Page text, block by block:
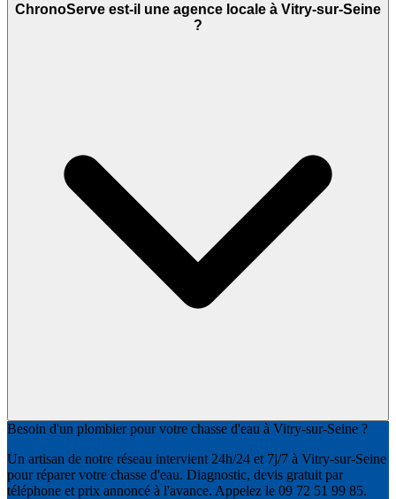
ChronoServe est-il une agence locale à Vitry-sur-Seine
?
Besoin d'un plombier pour votre chasse d'eau à Vitry-sur-Seine ?
Un artisan de notre réseau intervient 24h/24 et 7j/7 à Vitry-sur-Seine
pour réparer votre chasse d'eau. Diagnostic, devis gratuit par
téléphone et prix annoncé à l'avance. Appelez le 09 72 51 99 85.